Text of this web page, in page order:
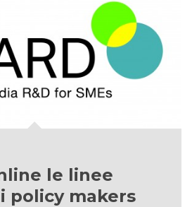
le linee
policy makers